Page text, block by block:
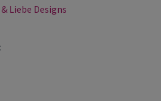
Liebe Designs